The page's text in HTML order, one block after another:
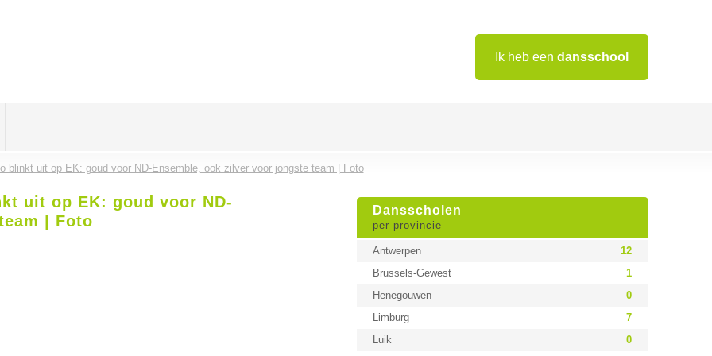
Ik heb een dansschool
blinkt uit op EK: goud voor ND-Ensemble, ook zilver voor jongste team | Foto
Dansscholen
per provincie
Antwerpen
12
Brussels-Gewest
1
Henegouwen
0
Limburg
7
Luik
0
uit op EK: goud voor ND-
| Foto